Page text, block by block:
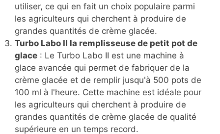
utiliser, ce qui en fait un choix populaire parmi
les agriculteurs qui cherchent à produire de
grandes quantités de crème glacée.
Turbo Labo II la remplisseuse de petit pot de
glace : Le Turbo Labo II est une machine à
glace avancée qui permet de fabriquer de la
crème glacée et de remplir jusqu'à 500 pots de
100 ml à l'heure. Cette machine est idéale pour
les agriculteurs qui cherchent à produire de
grandes quantités de crème glacée de qualité
supérieure en un temps record.